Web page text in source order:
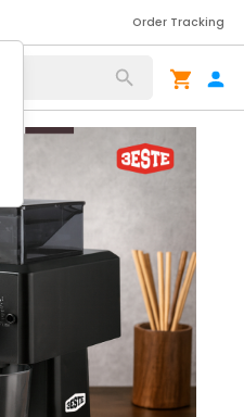
Order Tracking